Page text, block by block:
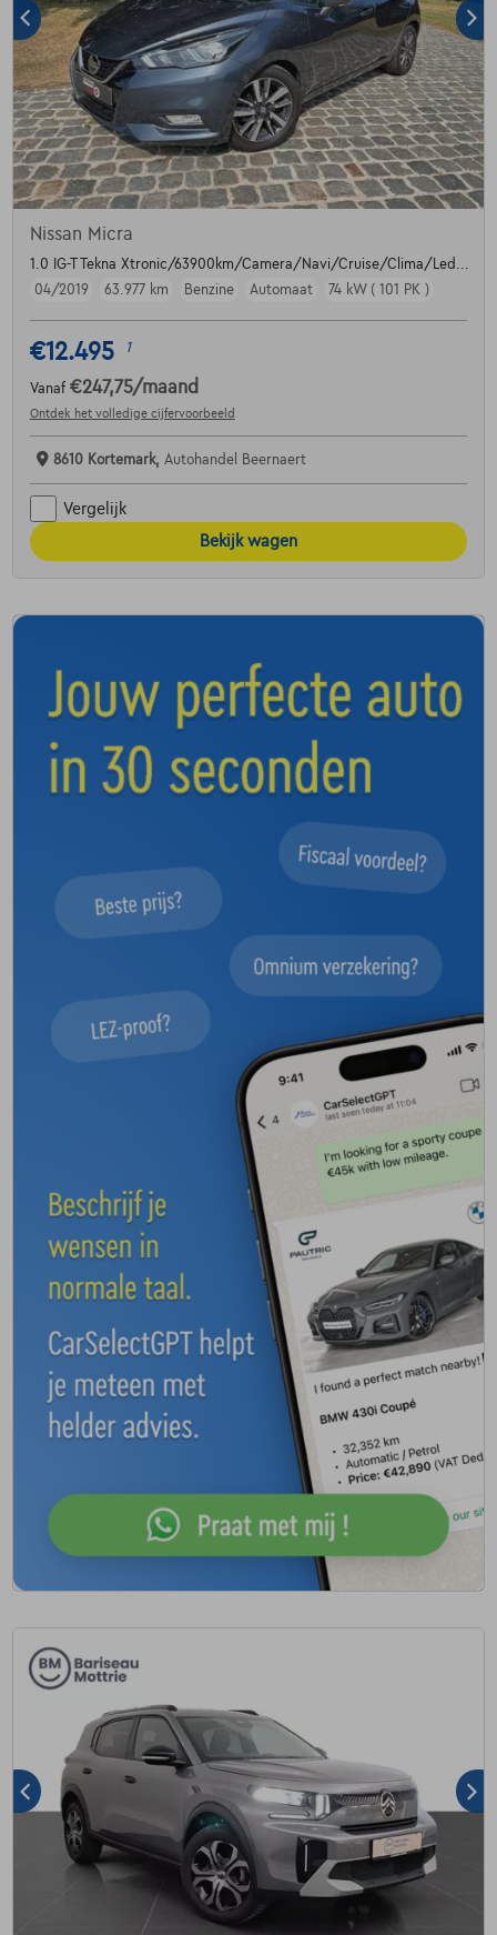
Nissan Micra
1.0 IG-T Tekna Xtronic/63900km/Camera/Navi/Cruise/Clima/Led...
04/2019
63.977 km Benzine Automaat 74 kW ( 101 PK )
€12.495 1
Vanaf €247,75/maand
Ontdek het volledige cijfervoorbeeld
8610 Kortemark, Autohandel Beernaert
Vergelijk
Bekijk wagen